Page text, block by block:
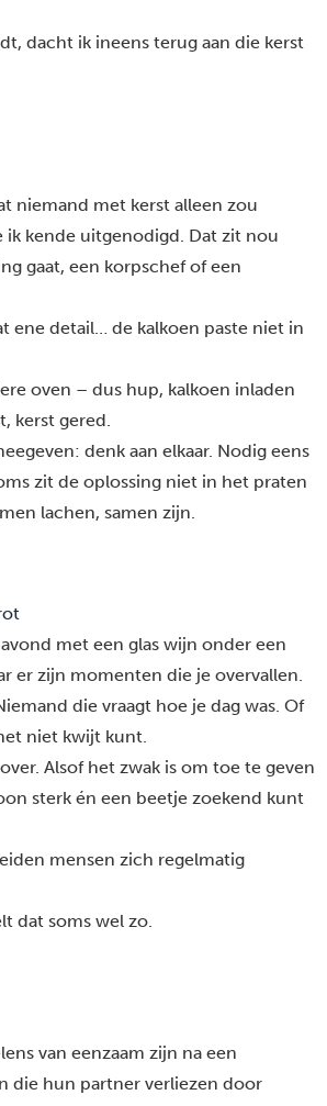
dacht ik ineens terug aan die kerst
niemand met kerst alleen zou
ik kende uitgenodigd. Dat zit nou
gaat, een korpschef of een
ene detail… de kalkoen paste niet in
oven – dus hup, kalkoen inladen
kerst gered.
denk aan elkaar. Nodig eens
zit de oplossing niet in het praten
lachen, samen zijn.
met een glas wijn onder een
er zijn momenten die je overvallen.
die vraagt hoe je dag was. Of
niet kwijt kunt.
Alsof het zwak is om toe te geven
sterk én een beetje zoekend kunt
mensen zich regelmatig
dat soms wel zo.
van eenzaam zijn na een
die hun partner verliezen door